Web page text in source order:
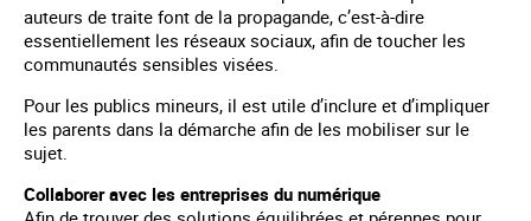
auteurs de traite font de la propagande, c’est-à-dire
essentiellement les réseaux sociaux, afin de toucher les
communautés sensibles visées.
Pour les publics mineurs, il est utile d’inclure et d’impliquer
les parents dans la démarche afin de les mobiliser sur le
sujet.
Collaborer avec les entreprises du numérique